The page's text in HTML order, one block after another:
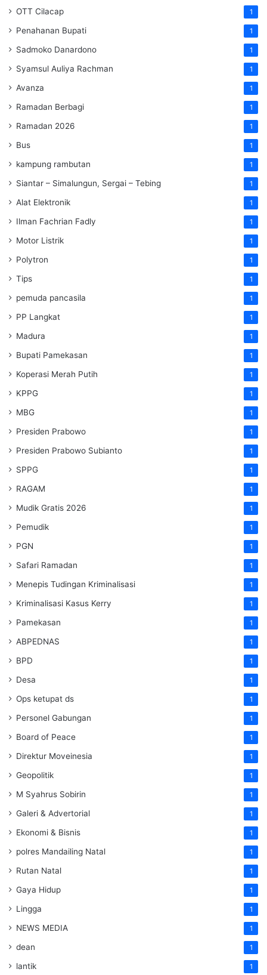
OTT Cilacap 1
Penahanan Bupati 1
Sadmoko Danardono 1
Syamsul Auliya Rachman 1
Avanza 1
Ramadan Berbagi 1
Ramadan 2026 1
Bus 1
kampung rambutan 1
Siantar – Simalungun, Sergai – Tebing 1
Alat Elektronik 1
Ilman Fachrian Fadly 1
Motor Listrik 1
Polytron 1
Tips 1
pemuda pancasila 1
PP Langkat 1
Madura 1
Bupati Pamekasan 1
Koperasi Merah Putih 1
KPPG 1
MBG 1
Presiden Prabowo 1
Presiden Prabowo Subianto 1
SPPG 1
RAGAM 1
Mudik Gratis 2026 1
Pemudik 1
PGN 1
Safari Ramadan 1
Menepis Tudingan Kriminalisasi 1
Kriminalisasi Kasus Kerry 1
Pamekasan 1
ABPEDNAS 1
BPD 1
Desa 1
Ops ketupat ds 1
Personel Gabungan 1
Board of Peace 1
Direktur Moveinesia 1
Geopolitik 1
M Syahrus Sobirin 1
Galeri & Advertorial 1
Ekonomi & Bisnis 1
polres Mandailing Natal 1
Rutan Natal 1
Gaya Hidup 1
Lingga 1
NEWS MEDIA 1
dean 1
lantik 1